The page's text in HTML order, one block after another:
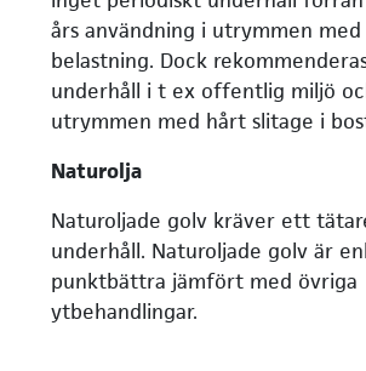
års användning i utrymmen
belastning. Dock
underhåll i t ex offentlig miljö
utrymmen med hårt slitage i
Naturolja
Naturoljade golv kräver ett
underhåll. Naturoljade golv är
punktbättra jämfört med övriga
ytbehandlingar.